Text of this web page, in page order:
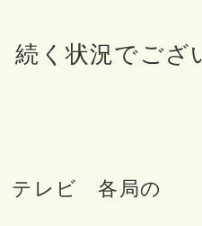
続く状況でござ
テレビ 各局の